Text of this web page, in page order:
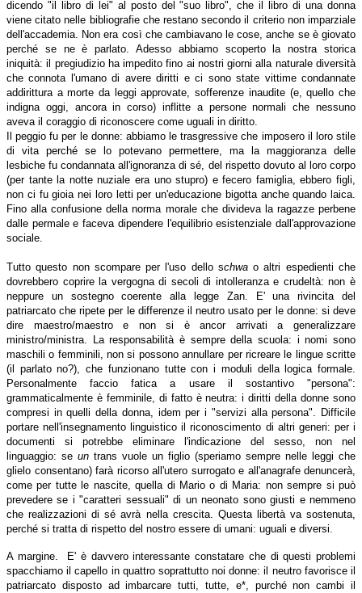
dicendo "il libro di lei" al posto del "suo libro", che il libro di una donna
viene citato nelle bibliografie che restano secondo il criterio non imparziale
dell'accademia. Non era così che cambiavano le cose, anche se è giovato
perché se ne è parlato. Adesso abbiamo scoperto la nostra storica
iniquità: il pregiudizio ha impedito fino ai nostri giorni alla naturale diversità
che connota l'umano di avere diritti e ci sono state vittime condannate
addirittura a morte da leggi approvate, sofferenze inaudite (e, quello che
indigna oggi, ancora in corso) inflitte a persone normali che nessuno
aveva il coraggio di riconoscere come uguali in diritto.
Il peggio fu per le donne: abbiamo le trasgressive che imposero il loro stile
di vita perché se lo potevano permettere, ma la maggioranza delle
lesbiche fu condannata all'ignoranza di sé, del rispetto dovuto al loro corpo
(per tante la notte nuziale era uno stupro) e fecero famiglia, ebbero figli,
non ci fu gioia nei loro letti per un'educazione bigotta anche quando laica.
Fino alla confusione della norma morale che divideva la ragazze perbene
dalle permale e faceva dipendere l'equilibrio esistenziale dall'approvazione
sociale.
Tutto questo non scompare per l'uso dello schwao altri espedienti che
dovrebbero coprire la vergogna di secoli di intolleranza e crudeltà: non è
neppure un sostegno coerente alla legge Zan. E' una rivincita del
patriarcato che ripete per le differenze il neutro usato per le donne: si deve
dire maestro/maestro e non si è ancor arrivati a generalizzare
ministro/ministra. La responsabilità è sempre della scuola: i nomi sono
maschili o femminili, non si possono annullare per ricreare le lingue scritte
(il parlato no?), che funzionano tutte con i moduli della logica formale.
Personalmente faccio fatica a usare il sostantivo "persona":
grammaticalmente è femminile, di fatto è neutra: i diritti della donne sono
compresi in quelli della donna, idem per i "servizi alla persona". Difficile
portare nell'insegnamento linguistico il riconoscimento di altri generi: per i
documenti si potrebbe eliminare l'indicazione del sesso, non nel
linguaggio: se un trans vuole un figlio (speriamo sempre nelle leggi che
glielo consentano) farà ricorso all'utero surrogato e all'anagrafe denuncerà,
come per tutte le nascite, quella di Mario o di Maria: non sempre si può
prevedere se i "caratteri sessuali" di un neonato sono giusti e nemmeno
che realizzazioni di sé avrà nella crescita. Questa libertà va sostenuta,
perché si tratta di rispetto del nostro essere di umani: uguali e diversi.
A margine. E' è davvero interessante constatare che di questi problemi
spacchiamo il capello in quattro soprattutto noi donne: il neutro favorisce il
patriarcato disposto ad imbarcare tutti, tutte, e*, purché non cambi il